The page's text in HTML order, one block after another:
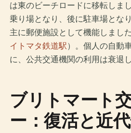
は東のビーチロードに移転しま
乗り場となり、後に駐車場とな
主に郵便施設として機能しまし
イトマタ鉄道駅）。個人の自動
に、公共交通機関の利用は衰退し
ブリトマート
ー：復活と近